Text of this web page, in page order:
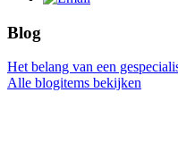
Blog
Het belang van een
Alle blogitems bekijken